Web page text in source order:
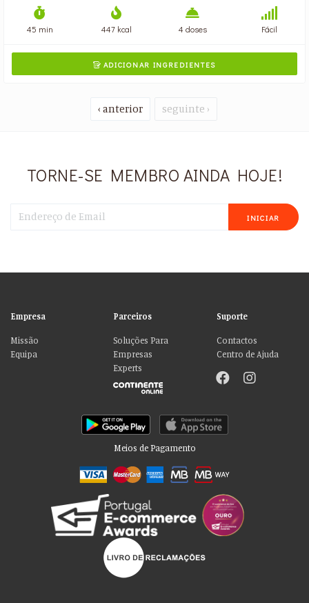
45 min 447 kcal 4 doses Fácil
ADICIONAR INGREDIENTES
‹ anterior seguinte ›
TORNE-SE MEMBRO AINDA HOJE!
INICIAR
Empresa
Missão
Equipa
Parceiros
Soluções Para
Empresas
Experts
Suporte
Contactos
Centro de Ajuda
Meios de Pagamento
Por favor aceite as nossas deliciosas